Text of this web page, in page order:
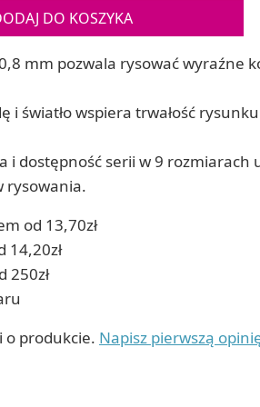
Zestawy do cyjanotypii
Koraliki do prasowania
Zestawy doświadczalne i
Wydrapywanki
Techniki mozaikowe i wyklejanki
DO KOSZYKA
mm pozwala rysować wyraźne
i światło wspiera trwałość
i dostępność serii w 9 rozmiarach
rysowania.
od 13,70zł
14,20zł
250zł
produkcie. Napisz pierwszą